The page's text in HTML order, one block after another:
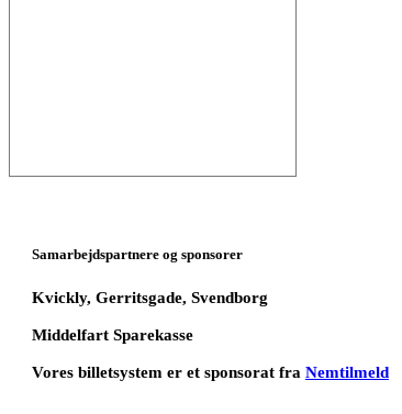
Samarbejdspartnere og sponsorer
Kvickly, Gerritsgade, Svendborg
Middelfart Sparekasse
Vores billetsystem er et sponsorat fra Nemtilmeld